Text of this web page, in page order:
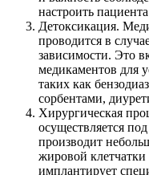
настроить
Детоксикация.
проводится в
зависимости. Это
медикаментов для
таких как
сорбентами,
Хирургическая
осуществляется
производит
жировой
имплантирует